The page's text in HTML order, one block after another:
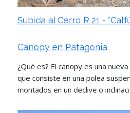
Subida al Cerro R 21 -
Canopy en Patagonia
¿Qué es? El canopy es una
que consiste en una polea
montados en un declive o